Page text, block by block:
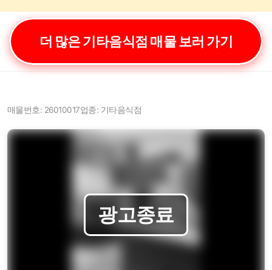
더 많은 기타음식점 매물 보러 가기
매물번호: 26010017업종: 기타음식점